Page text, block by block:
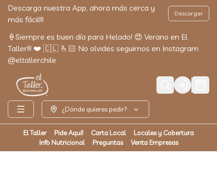
Descarga nuestra App, ahora más cerca y
más fácil!!!
Descargar
🍦Siempre es buen día para Helado! 😍 Verano en El
Taller!!! ❤️ 🇨🇱 🫰🏻 No olvides seguirnos en Instagram
@eltallerchile
Login
¿Dónde quieres pedir?
El Taller Pide Aquí! Carta Local
Locales y Cobertura
Info Nutricional
Preguntas Venta Empresas